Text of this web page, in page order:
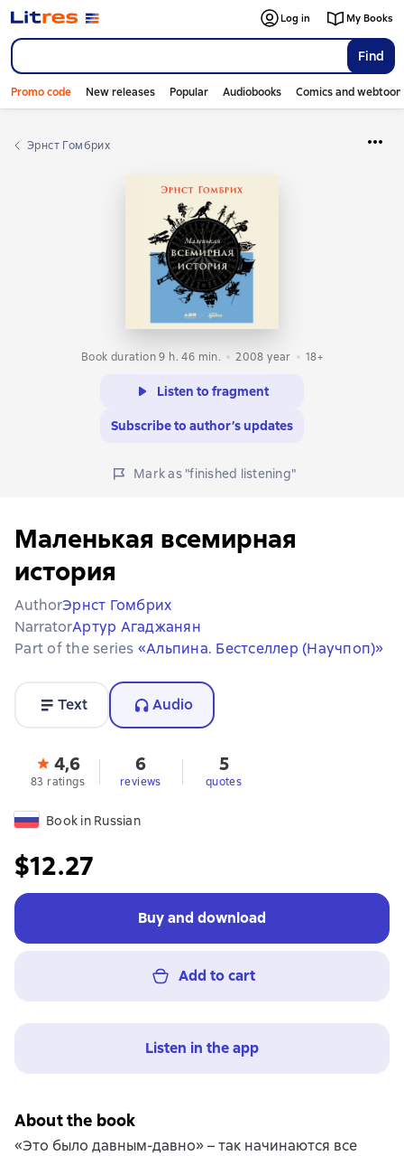
Find
Log in My Books
Promo code New releases Popular Audiobooks Comics and
Эрнст Гомбрих
Book duration 9 h. 46 min. 2008 year 18+
Listen to fragment
Subscribe to author’s updates
Mark as "finished listening"
Маленькая всемирная
история
AuthorЭрнст Гомбрих
NarratorАртур Агаджанян
Part of the series «Альпина. Бестселлер (Научпоп)»
Text Audio
4,6
83 ratings
6
reviews
5
quotes
Book in Russian
$12.27
Buy and download
Add to cart
Listen in the app
About the book
«Это было давным-давно» – так начинаются все